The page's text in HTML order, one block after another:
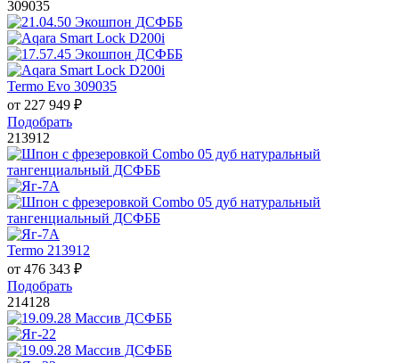
309035
Termo Evo 309035
от 227 949 ₽
Подобрать
213912
Termo 213912
от 476 343 ₽
Подобрать
214128